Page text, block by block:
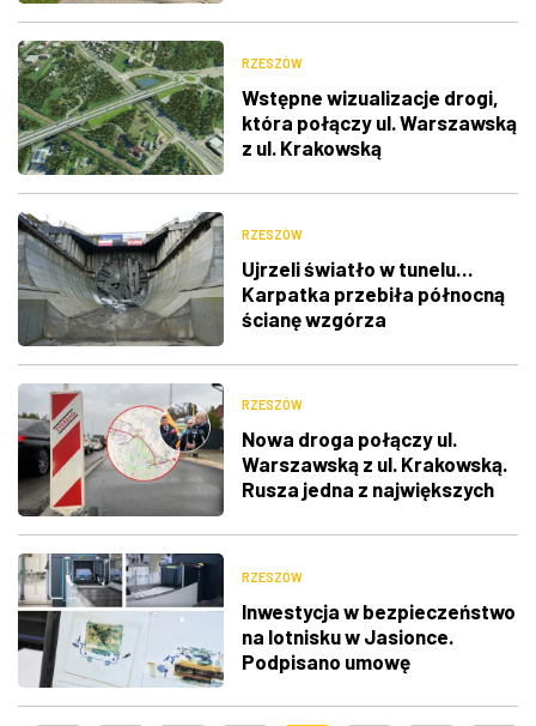
RZESZÓW
Wstępne wizualizacje drogi,
która połączy ul. Warszawską
z ul. Krakowską
RZESZÓW
Ujrzeli światło w tunelu…
Karpatka przebiła północną
ścianę wzgórza
RZESZÓW
Nowa droga połączy ul.
Warszawską z ul. Krakowską.
Rusza jedna z największych
Rzeszowie
RZESZÓW
Inwestycja w bezpieczeństwo
na lotnisku w Jasionce.
Podpisano umowę